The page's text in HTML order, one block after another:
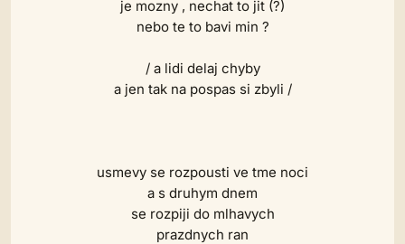
je mozny , nechat to jit (?)
nebo te to bavi min ?
/ a lidi delaj chyby
a jen tak na pospas si zbyli /
usmevy se rozpousti ve tme noci
a s druhym dnem
se rozpiji do mlhavych
prazdnych ran